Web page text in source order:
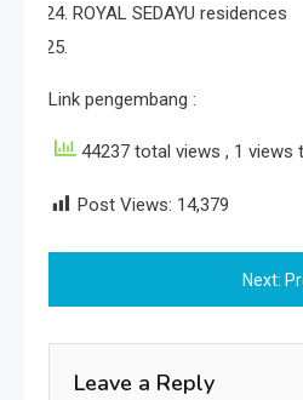
ROYAL SEDAYU residences
Link pengembang :
44237 total views , 1 views
Post Views: 14,379
Post
navigation
Next:
Leave a Reply